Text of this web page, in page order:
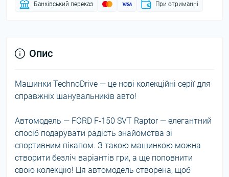
Банківський переказ При отриманні
Опис
Машинки TechnoDrive — це нові колекційні серії для
справжніх шанувальників авто!
Автомодель — FORD F-150 SVT Raptor — елегантний
спосіб подарувати радість знайомства зі
спортивним пікапом. З такою машинкою можна
створити безліч варіантів гри, а ще поповнити
свою колекцію! Ця автомодель створена, щоб